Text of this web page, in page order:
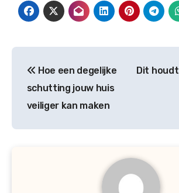
navigatie
Hoe een degelijke
schutting jouw huis
veiliger kan maken
Dit houdt